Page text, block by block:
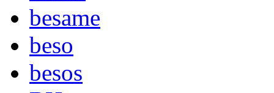
besame
beso
besos